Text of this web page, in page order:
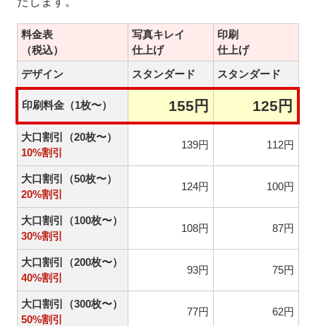
料金表
（税込）
写真キレイ
仕上げ
印刷
仕上げ
デザイン
スタンダード スタンダード
印刷料金（1枚〜） 155円 125円
大口割引（20枚〜）
10%割引
139円 112円
大口割引（50枚〜）
20%割引
124円 100円
大口割引（100枚〜）
30%割引
108円 87円
大口割引（200枚〜）
40%割引
93円 75円
大口割引（300枚〜）
50%割引
77円 62円